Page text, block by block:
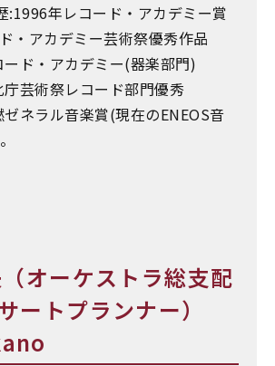
:1996年レコード・アカデミー賞
・アカデミー芸術祭優秀作品
ド・アカデミー(器楽部門)
芸術祭レコード部門優秀
ネラル音楽賞(現在のENEOS音
オーケストラ総支配
ートプランナー）